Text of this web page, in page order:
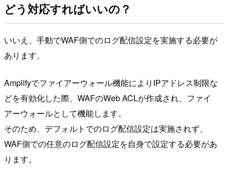
どう対応すればいいの？
いいえ、手動でWAF側でのログ配信設定を実施する必要が
あります。
Amplifyでファイアーウォール機能によりIPアドレス制限な
どを有効化した際、WAFのWeb ACLが作成され、ファイ
アーウォールとして機能します。
そのため、デフォルトでのログ配信設定は実施されず、
WAF側での任意のログ配信設定を自身で設定する必要があ
ります。